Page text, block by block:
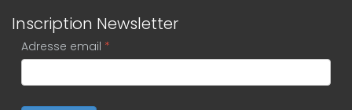
Inscription Newsletter
Adresse email *